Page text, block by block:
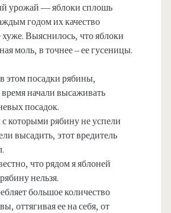
урожай — яблоки сплошь
годом их качество
хуже. Выяснилось, что яблоки
моль, в точнее – ее гусеницы.
этом посадки рябины,
начали высаживать
посадок.
которыми рябину не успели
высадить, этот вредитель
что рядом я яблоней
нельзя.
большое количество
оттягивая ее на себя, от